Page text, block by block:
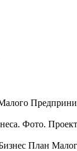
Фото.
План